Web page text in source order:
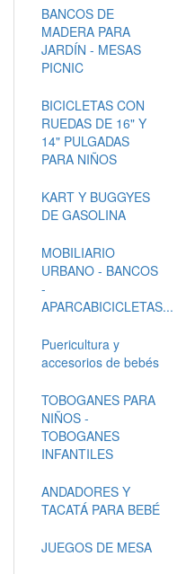
BANCOS DE
MADERA PARA
JARDÍN - MESAS
PICNIC
BICICLETAS CON
RUEDAS DE 16" Y
14" PULGADAS
PARA NIÑOS
KART Y BUGGYES
DE GASOLINA
MOBILIARIO
URBANO - BANCOS
-
APARCABICICLETAS...
Puericultura y
accesorios de bebés
TOBOGANES PARA
NIÑOS -
TOBOGANES
INFANTILES
ANDADORES Y
TACATÁ PARA BEBÉ
JUEGOS DE MESA